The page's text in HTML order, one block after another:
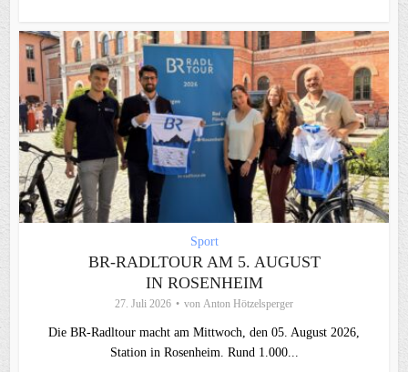
Sport
BR-RADLTOUR AM 5. AUGUST
IN ROSENHEIM
27. Juli 2026 von Anton Hötzelsperger
Die BR-Radltour macht am Mittwoch, den 05. August 2026,
Station in Rosenheim. Rund 1.000...